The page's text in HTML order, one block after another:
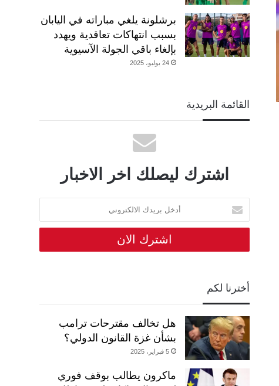
برشلونة يلغي مباراته في اليابان
بسبب انتهاكات تعاقدية ويهدد
بإلغاء باقي الجولة الآسيوية
24 يوليو، 2025
القائمة البريدية
اشترك ليصلك اخر الاخبار
أدخل
بريدك
الالكتروني
أخترنا لكم
هل تخالف مقترحات ترامب
بشأن غزة القانون الدولي؟
5 فبراير، 2025
ماكرون يطالب بوقف فوري